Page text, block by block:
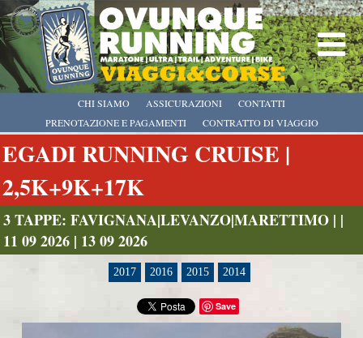
CHI SIAMO
PRENOTAZIONE E PAGAMENTI
CONTRATTO DI VIAGGIO
ASSICURAZIONI CONTATTI
EGADI RUNNING CRUISE |
2,5K+9K+17K
3 TAPPE: FAVIGNANA|LEVANZO|MARETTIMO | |
11 09 2026 | 13 09 2026
2017 2016 2015 2014
Save